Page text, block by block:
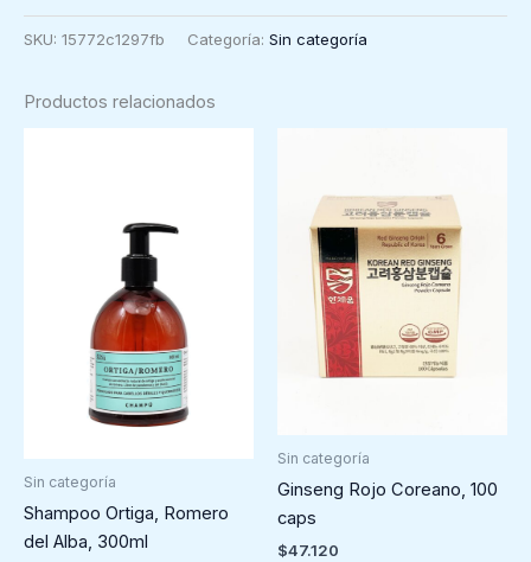
+
SKU: 15772c1297fb Categoría: Sin categoría
Productos relacionados
Sin categoría
Shampoo Ortiga, Romero
del Alba, 300ml
Sin categoría
Ginseng Rojo Coreano, 100
caps
$47.120